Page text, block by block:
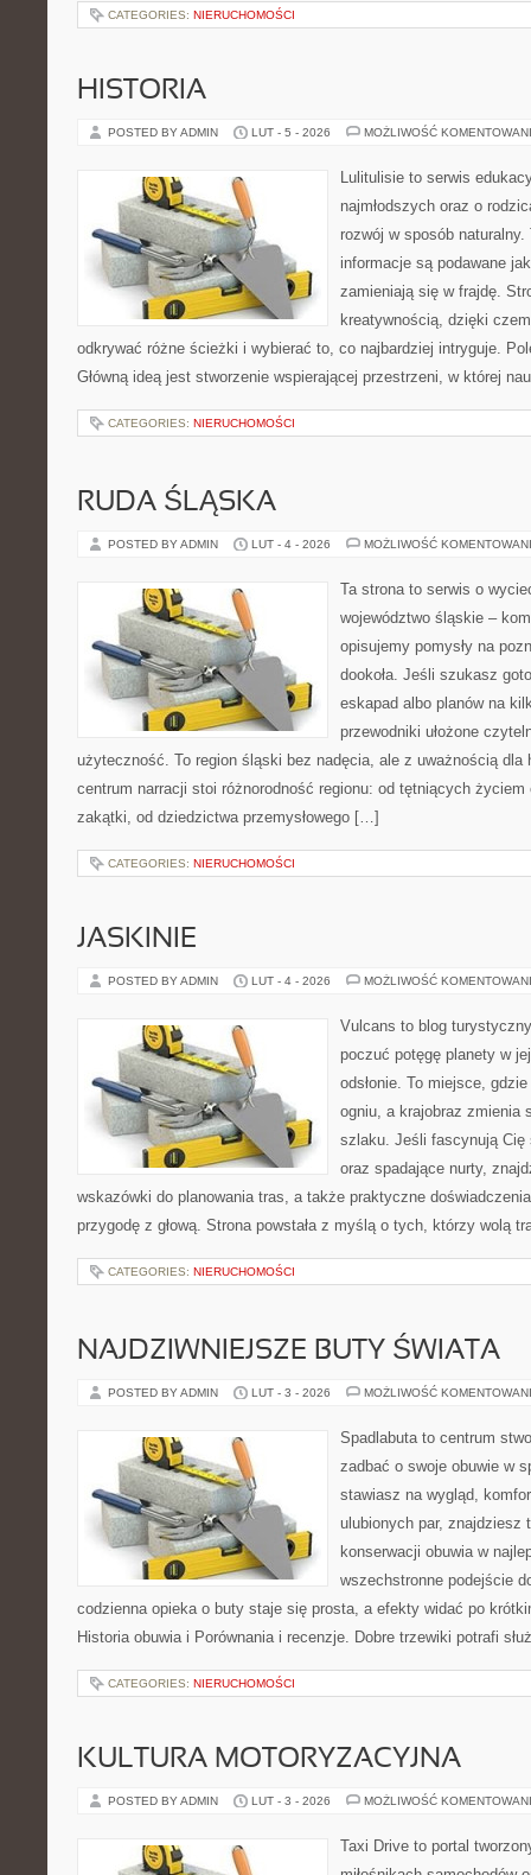
CATEGORIES: NIERUCHOMOŚCI
HISTORIA
POSTED BY ADMIN LUT - 5 - 2026 MOŻLIWOŚĆ
Lulitulisie to serwis
najmłodszych oraz o
rozwój w sposób
informacje są podawane
zamieniają się w frajdę.
kreatywnością, dzięki
odkrywać różne ścieżki i wybierać to, co najbardziej intryguje.
Główną ideą jest stworzenie wspierającej przestrzeni, w której
CATEGORIES: NIERUCHOMOŚCI
RUDA ŚLĄSKA
POSTED BY ADMIN LUT - 4 - 2026 MOŻLIWOŚĆ
Ta strona to serwis o
województwo śląskie –
opisujemy pomysły na
dookoła. Jeśli szukasz
eskapad albo planów na
przewodniki ułożone
użyteczność. To region śląski bez nadęcia, ale z uważnością dla
centrum narracji stoi różnorodność regionu: od tętniących życiem
zakątki, od dziedzictwa przemysłowego […]
CATEGORIES: NIERUCHOMOŚCI
JASKINIE
POSTED BY ADMIN LUT - 4 - 2026 MOŻLIWOŚĆ
Vulcans to blog
poczuć potęgę planety w
odsłonie. To miejsce,
ogniu, a krajobraz zmienia
szlaku. Jeśli fascynują
oraz spadające nurty,
wskazówki do planowania tras, a także praktyczne
przygodę z głową. Strona powstała z myślą o tych, którzy wolą
CATEGORIES: NIERUCHOMOŚCI
NAJDZIWNIEJSZE BUTY ŚWIATA
POSTED BY ADMIN LUT - 3 - 2026 MOŻLIWOŚĆ
Spadlabuta to centrum
zadbać o swoje obuwie w
stawiasz na wygląd,
ulubionych par, znajdziesz
konserwacji obuwia w
wszechstronne podejście
codzienna opieka o buty staje się prosta, a efekty widać po
Historia obuwia i Porównania i recenzje. Dobre trzewiki potrafi
CATEGORIES: NIERUCHOMOŚCI
KULTURA MOTORYZACYJNA
POSTED BY ADMIN LUT - 3 - 2026 MOŻLIWOŚĆ
Taxi Drive to portal